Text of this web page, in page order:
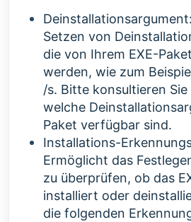
Setzen von
die von Ihrem EXE-
werden, wie zum
/s. Bitte konsultieren
welche
Paket verfügbar sind.
Installations-
Ermöglicht das
zu überprüfen, ob das
installiert oder
die folgenden